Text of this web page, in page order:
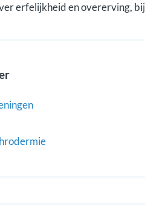
erfelijkheid en overerving,